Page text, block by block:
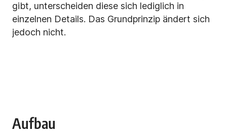
gibt, unterscheiden diese sich lediglich in
einzelnen Details. Das Grundprinzip ändert sich
jedoch nicht.
Aufbau